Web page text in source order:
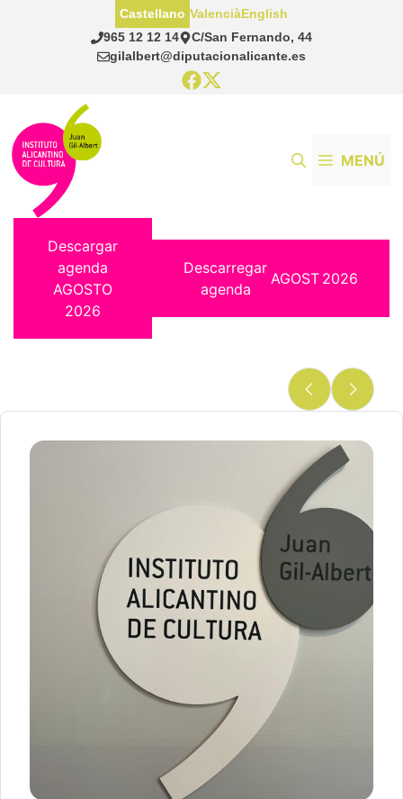
965 12 12 14
C/San Fernando, 44
gilalbert@diputacionalicante.es
Castellano ValenciàEnglish
MENÚ
Descargar
agenda
AGOSTO
2026
Descarregar
agenda
AGOST 2026